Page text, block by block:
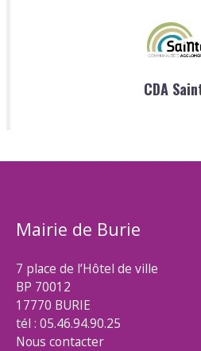
CDA
Mairie de Burie
7 place de l’Hôtel de ville
BP 70012
17770 BURIE
tél : 05.46.94.90.25
Nous contacter